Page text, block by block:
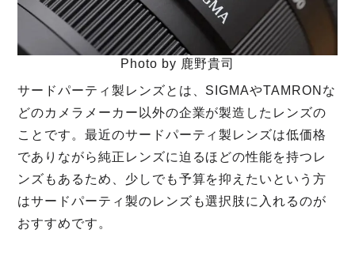
Photo by 鹿野貴司
サードパーティ製レンズとは、SIGMAやTAMRONな
どのカメラメーカー以外の企業が製造したレンズの
ことです。最近のサードパーティ製レンズは低価格
でありながら純正レンズに迫るほどの性能を持つレ
ンズもあるため、少しでも予算を抑えたいという方
はサードパーティ製のレンズも選択肢に入れるのが
おすすめです。